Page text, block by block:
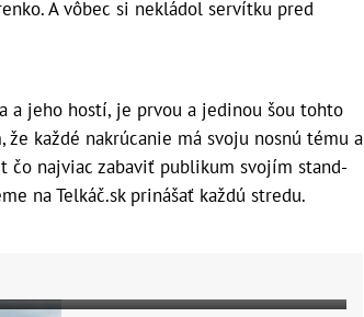
A vôbec si nekládol servítku pred
a jeho hostí, je prvou a jedinou šou tohto
každé nakrúcanie má svoju nosnú tému a
čo najviac zabaviť publikum svojím stand-
na Telkáč.sk prinášať každú stredu.